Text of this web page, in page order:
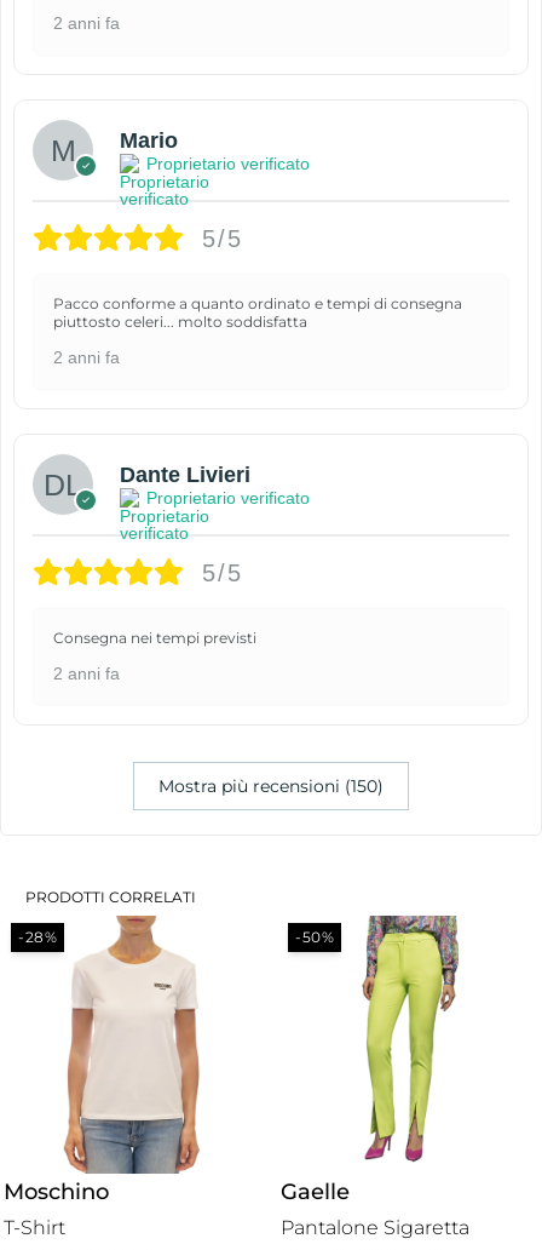
2 anni fa
Mario
Proprietario verificato
5/5
Pacco conforme a quanto ordinato e tempi di consegna
piuttosto celeri... molto soddisfatta
2 anni fa
Dante Livieri
Proprietario verificato
5/5
Consegna nei tempi previsti
2 anni fa
Mostra più recensioni (150)
PRODOTTI CORRELATI
-28%
Moschino
T-Shirt
-50%
Gaelle
Pantalone Sigaretta